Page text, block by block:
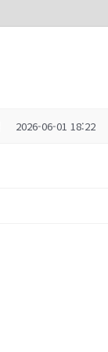
2026-06-01 18:22